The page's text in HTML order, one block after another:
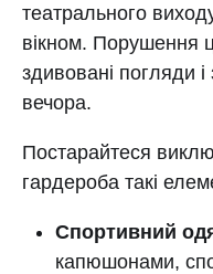
театрального
вікном. Порушення
здивовані погляди
вечора.
Постарайтеся
гардероба такі
Спортивний
капюшонами,